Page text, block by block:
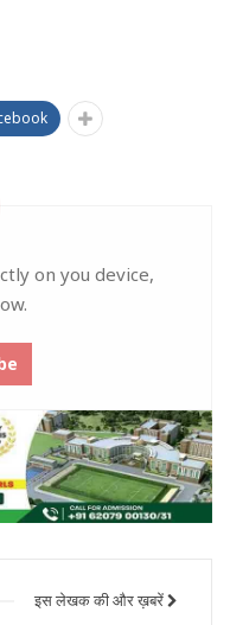
on you device,
इस लेखक की और ख़बरें